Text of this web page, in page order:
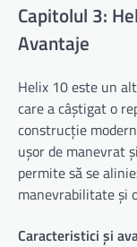
Capitolul 3:
Avantaje
Helix 10 este un
care a câștigat o
construcție
ușor de manevrat
permite să se
manevrabilitate și
Caracteristici și